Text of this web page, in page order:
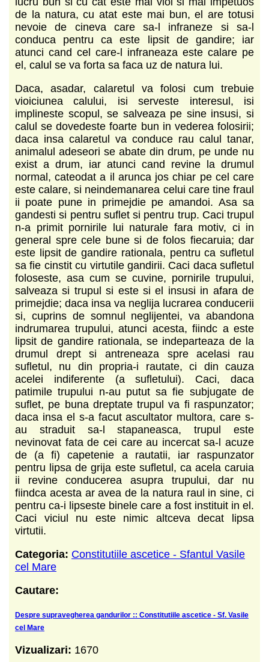
de la natura, cu atat este mai bun, el are totusi
nevoie de cineva care sa-l infraneze si sa-l
conduca pentru ca este lipsit de gandire; iar
atunci cand cel care-l infraneaza este calare pe
el, calul se va forta sa faca uz de natura lui.
Daca, asadar, calaretul va folosi cum trebuie
vioiciunea calului, isi serveste interesul, isi
implineste scopul, se salveaza pe sine insusi, si
calul se dovedeste foarte bun in vederea folosirii;
daca insa calaretul va conduce rau calul tanar,
animalul adeseori se abate din drum, pe unde nu
exist a drum, iar atunci cand revine la drumul
normal, cateodat a il arunca jos chiar pe cel care
este calare, si neindemanarea celui care tine fraul
ii poate pune in primejdie pe amandoi. Asa sa
gandesti si pentru suflet si pentru trup. Caci trupul
n-a primit pornirile lui naturale fara motiv, ci in
general spre cele bune si de folos fiecaruia; dar
este lipsit de gandire rationala, pentru ca sufletul
sa fie cinstit cu virtutile gandirii. Caci daca sufletul
foloseste, asa cum se cuvine, pornirile trupului,
salveaza si trupul si este si el insusi in afara de
primejdie; daca insa va neglija lucrarea conducerii
si, cuprins de somnul neglijentei, va abandona
indrumarea trupului, atunci acesta, fiindc a este
lipsit de gandire rationala, se indeparteaza de la
drumul drept si antreneaza spre acelasi rau
sufletul, nu din propria-i rautate, ci din cauza
acelei indiferente (a sufletului). Caci, daca
patimile trupului n-au putut sa fie subjugate de
suflet, pe buna dreptate trupul va fi raspunzator;
daca insa el s-a facut ascultator multora, care s-
au straduit sa-l stapaneasca, trupul este
nevinovat fata de cei care au incercat sa-l acuze
de (a fi) capetenie a rautatii, iar raspunzator
pentru lipsa de grija este sufletul, ca acela caruia
ii revine conducerea asupra trupului, dar nu
fiindca acesta ar avea de la natura raul in sine, ci
pentru ca-i lipseste binele care a fost instituit in el.
Caci viciul nu este nimic altceva decat lipsa
virtutii.
Categoria: Constitutiile ascetice - Sfantul Vasile
cel Mare
Cautare:
Despre supravegherea gandurilor :: Constitutiile ascetice - Sf. Vasile
cel Mare
Vizualizari: 1670